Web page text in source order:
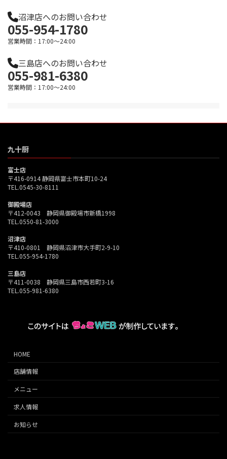
沼津店へのお問い合わせ
055-954-1780
営業時間：17:00～24:00
三島店へのお問い合わせ
055-981-6380
営業時間：17:00～24:00
九十厨
富士店
〒416-0914 静岡県富士市本町10-24
TEL.0545-30-8111
御殿場店
〒412-0043 静岡県御殿場市新橋1998
TEL.0550-81-3000
沼津店
〒410-0801 静岡県沼津市大手町2-9-10
TEL.055-954-1780
三島店
〒411-0038 静岡県三島市西若町3-16
TEL.055-981-6380
HOME
店舗情報
メニュー
求人情報
お知らせ